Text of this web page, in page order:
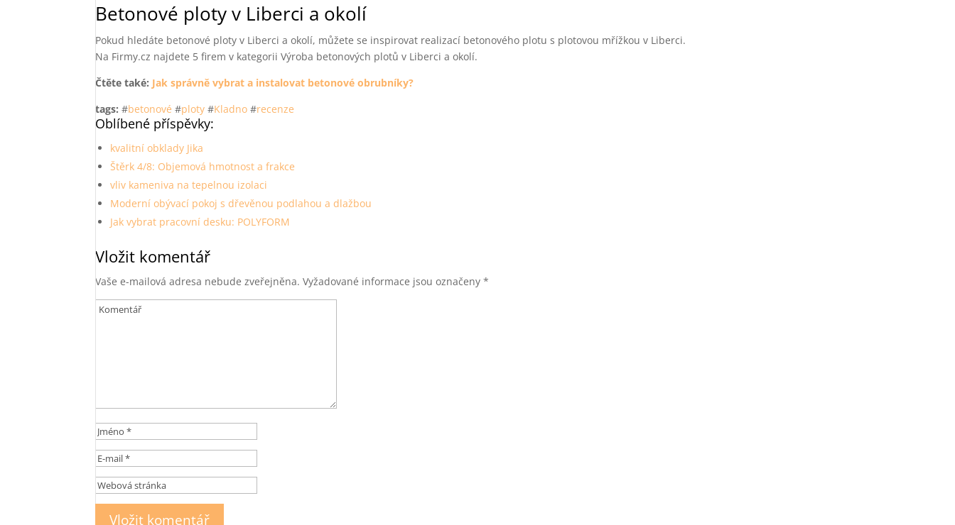
Betonové ploty v Liberci a okolí
Pokud hledáte betonové ploty v Liberci a okolí, můžete se inspirovat realizací betonového plotu s plotovou mřížkou v Liberci.
Na Firmy.cz najdete 5 firem v kategorii Výroba betonových plotů v Liberci a okolí.
Čtěte také: Jak správně vybrat a instalovat betonové obrubníky?
tags: #betonové #ploty #Kladno #recenze
Oblíbené příspěvky:
kvalitní obklady Jika
Štěrk 4/8: Objemová hmotnost a frakce
vliv kameniva na tepelnou izolaci
Moderní obývací pokoj s dřevěnou podlahou a dlažbou
Jak vybrat pracovní desku: POLYFORM
Vložit komentář
Vaše e-mailová adresa nebude zveřejněna. Vyžadované informace jsou označeny*